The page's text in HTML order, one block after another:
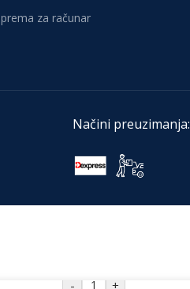
za računar
Načini preuzimanja:
- +